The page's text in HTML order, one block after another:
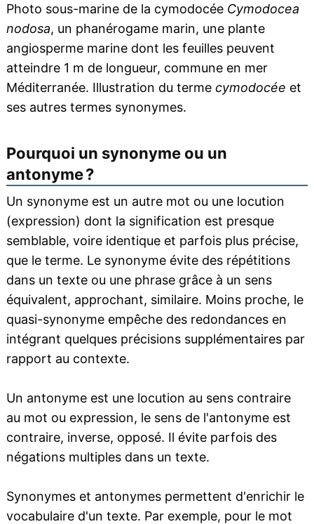
Photo sous-marine de la cymodocée Cymodocea
nodosa, un phanérogame marin, une plante
angiosperme marine dont les feuilles peuvent
atteindre 1 m de longueur, commune en mer
Méditerranée. Illustration du terme cymodocée et
ses autres termes synonymes.
Pourquoi un synonyme ou un
antonyme ?
Un synonyme est un autre mot ou une locution
(expression) dont la signification est presque
semblable, voire identique et parfois plus précise,
que le terme. Le synonyme évite des répétitions
dans un texte ou une phrase grâce à un sens
équivalent, approchant, similaire. Moins proche, le
quasi-synonyme empêche des redondances en
intégrant quelques précisions supplémentaires par
rapport au contexte.
Un antonyme est une locution au sens contraire
au mot ou expression, le sens de l'antonyme est
contraire, inverse, opposé. Il évite parfois des
négations multiples dans un texte.
Synonymes et antonymes permettent d'enrichir le
vocabulaire d'un texte. Par exemple, pour le mot